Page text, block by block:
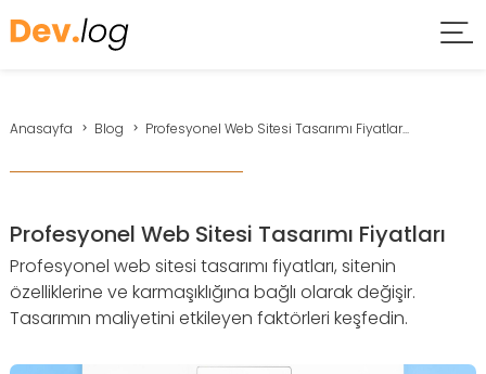
Anasayfa Blog Profesyonel Web Sitesi Tasarımı Fiyatlar...
Profesyonel Web Sitesi Tasarımı Fiyatları
Profesyonel web sitesi tasarımı fiyatları, sitenin
özelliklerine ve karmaşıklığına bağlı olarak değişir.
Tasarımın maliyetini etkileyen faktörleri keşfedin.